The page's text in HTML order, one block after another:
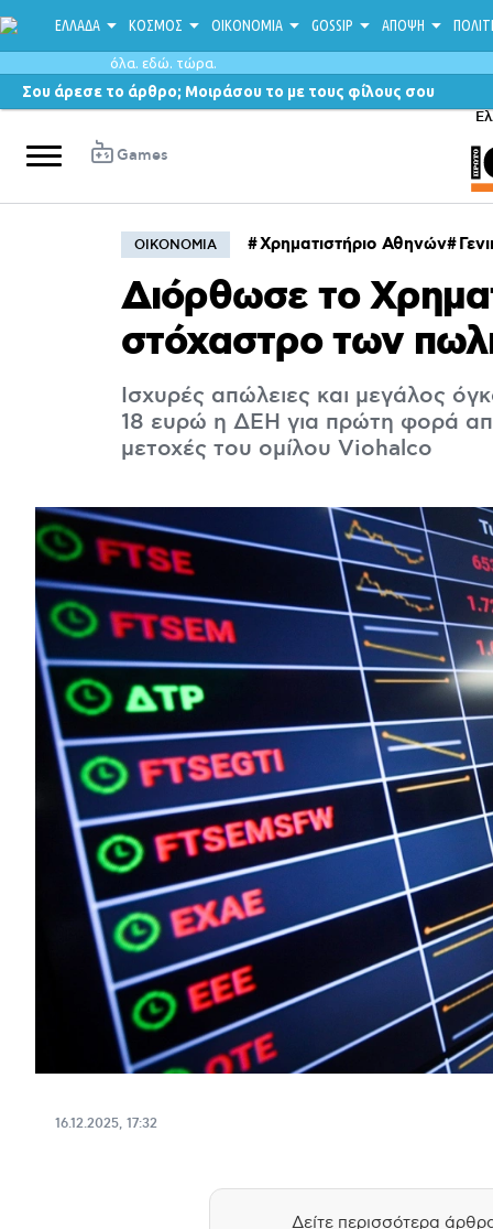
ΕΛΛΑΔΑ ΚΟΣΜΟΣ ΟΙΚΟΝΟΜΙΑ GOSSIP ΑΠΟΨΗ
όλα. εδώ. τώρα.
Σου άρεσε το άρθρο; Μοιράσου το με τους φίλους σου